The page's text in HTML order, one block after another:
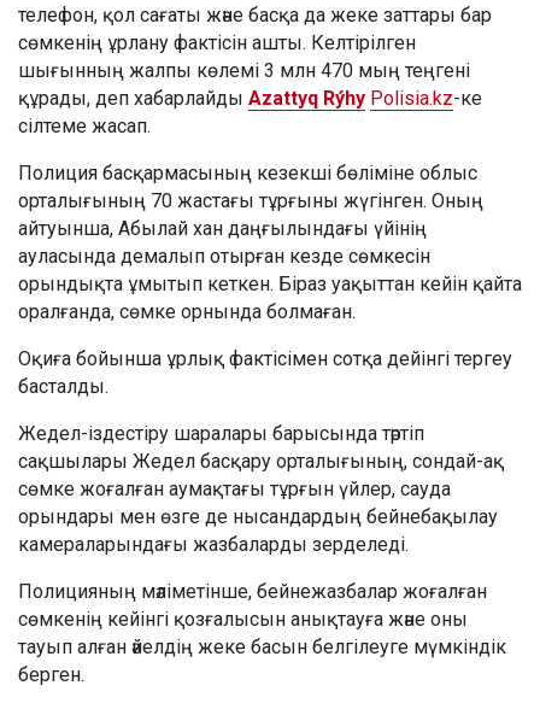
телефон, қол сағаты және басқа да жеке заттары бар
сөмкенің ұрлану фактісін ашты. Келтірілген
шығынның жалпы көлемі 3 млн 470 мың теңгені
құрады, деп хабарлайды Azattyq Rýhy Polisia.kz-ке
сілтеме жасап.
Полиция басқармасының кезекші бөліміне облыс
орталығының 70 жастағы тұрғыны жүгінген. Оның
айтуынша, Абылай хан даңғылындағы үйінің
ауласында демалып отырған кезде сөмкесін
орындықта ұмытып кеткен. Біраз уақыттан кейін қайта
оралғанда, сөмке орнында болмаған.
Оқиға бойынша ұрлық фактісімен сотқа дейінгі тергеу
басталды.
Жедел-іздестіру шаралары барысында тәртіп
сақшылары Жедел басқару орталығының, сондай-ақ
сөмке жоғалған аумақтағы тұрғын үйлер, сауда
орындары мен өзге де нысандардың бейнебақылау
камераларындағы жазбаларды зерделеді.
Полицияның мәліметінше, бейнежазбалар жоғалған
сөмкенің кейінгі қозғалысын анықтауға және оны
тауып алған әйелдің жеке басын белгілеуге мүмкіндік
берген.